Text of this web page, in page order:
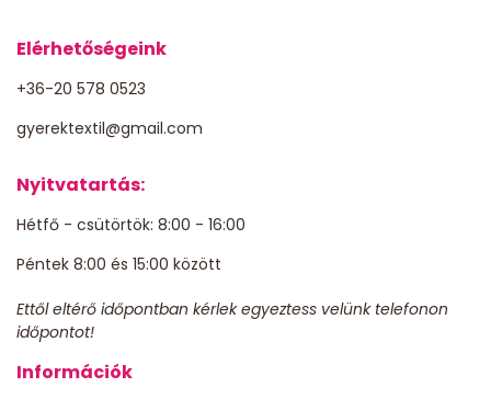
Elérhetőségeink
+36-20 578 0523
gyerektextil@gmail.com
Nyitvatartás:
Hétfő - csütörtök: 8:00 - 16:00
Péntek 8:00 és 15:00 között
Ettől eltérő időpontban kérlek egyeztess velünk telefonon
időpontot!
Információk